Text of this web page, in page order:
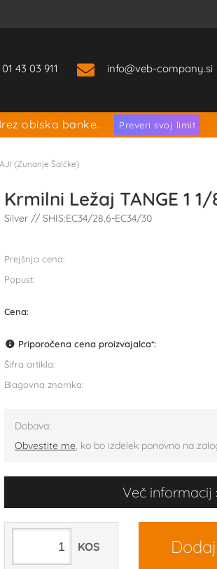
01 43 03 911 info veb-company.si
obiska banke. Preveri svoj limit
(Zunanje Šalčke)
Krmilni Ležaj TANGE 1 1/
Silver // SHIS:EC34/28,6-EC34/30
Prejšnja cena:
Popust:
Cena:
Priporočena cena proizvajalca*:
Šifra artikla:
Blagovna znamka:
Dobava:
Obvestite me, ko bo izdelek ponovno na
Več informacij
KOS